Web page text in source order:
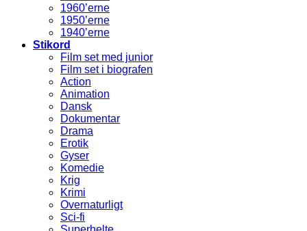
1960’erne
1950’erne
1940’erne
Stikord
Film set med junior
Film set i biografen
Action
Animation
Dansk
Dokumentar
Drama
Erotik
Gyser
Komedie
Krig
Krimi
Overnaturligt
Sci-fi